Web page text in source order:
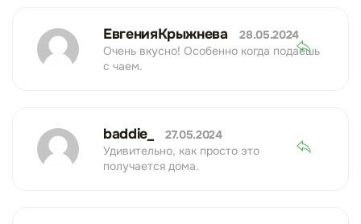
ЕвгенияКрыжнева
28.05.2024
Очень вкусно! Особенно когда подаешь
с чаем.
baddie_
27.05.2024
Удивительно, как просто это
получается дома.